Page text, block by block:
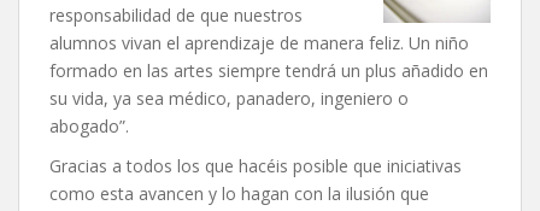
responsabilidad de que nuestros
alumnos vivan el aprendizaje de manera feliz. Un niño
formado en las artes siempre tendrá un plus añadido en
su vida, ya sea médico, panadero, ingeniero o
abogado”.
Gracias a todos los que hacéis posible que iniciativas
como esta avancen y lo hagan con la ilusión que